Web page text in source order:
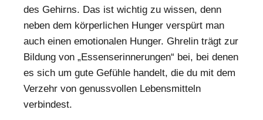
des Gehirns. Das ist wichtig zu wissen, denn
neben dem körperlichen Hunger verspürt man
auch einen emotionalen Hunger. Ghrelin trägt zur
Bildung von „Essenserinnerungen“ bei, bei denen
es sich um gute Gefühle handelt, die du mit dem
Verzehr von genussvollen Lebensmitteln
verbindest.